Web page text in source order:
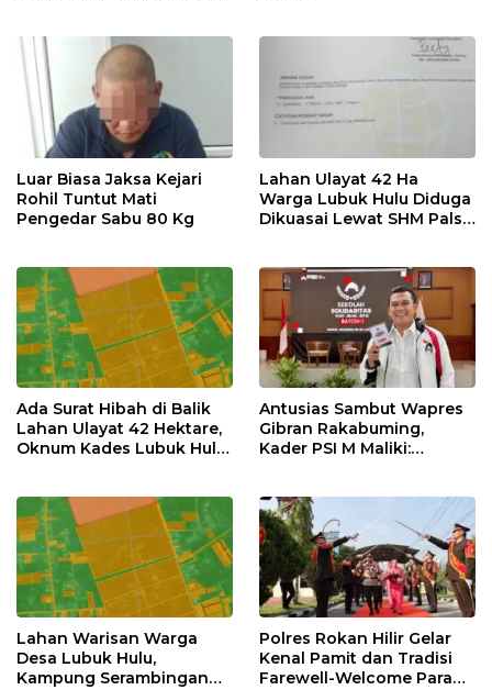
Dipertanyakan
Luar Biasa Jaksa Kejari
Rohil Tuntut Mati
Pengedar Sabu 80 Kg
Lahan Ulayat 42 Ha
Warga Lubuk Hulu Diduga
Dikuasai Lewat SHM Palsu
Ada Surat Hibah di Balik
Lahan Ulayat 42 Hektare,
Oknum Kades Lubuk Hulu
Antusias Sambut Wapres
Gibran Rakabuming,
Kader PSI M Maliki:
Lahan Warisan Warga
Desa Lubuk Hulu,
Kampung Serambingan
Polres Rokan Hilir Gelar
Kenal Pamit dan Tradisi
Farewell-Welcome Parade